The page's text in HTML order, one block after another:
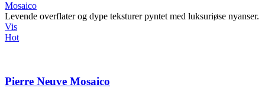
Mosaico
Levende overflater og dype teksturer pyntet med luksuriøse nyanser.
Vis
Hot
Pierre Neuve Mosaico